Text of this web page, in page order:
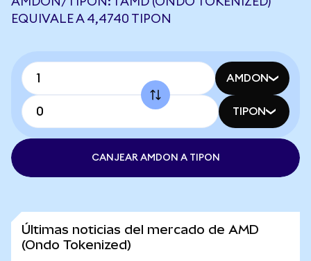
EQUIVALE A 4,4740 TIPON
AMDON
TIPON
CANJEAR AMDON A TIPON
Últimas noticias del mercado de AMD
(Ondo Tokenized)